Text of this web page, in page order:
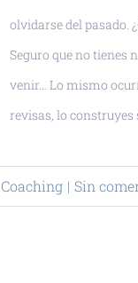
olvidarse del pasado.
Seguro que no tienes
venir… Lo mismo
revisas, lo construyes
Coaching | Sin